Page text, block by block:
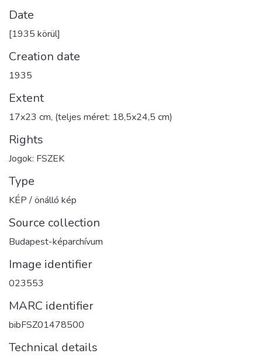
Date
[1935 körül]
Creation date
1935
Extent
17x23 cm, (teljes méret: 18,5x24,5 cm)
Rights
Jogok: FSZEK
Type
KÉP / önálló kép
Source collection
Budapest-képarchívum
Image identifier
023553
MARC identifier
bibFSZ01478500
Technical details